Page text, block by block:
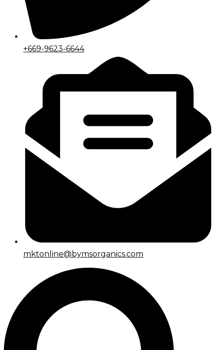
+669-9623-6644
mktonline@bymsorganics.com